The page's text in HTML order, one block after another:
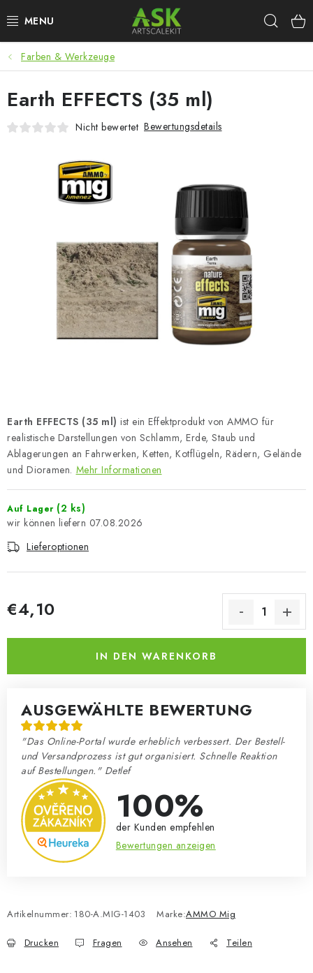
Inhalt
BLOG
SUMMER DAYS
WARHAMMER
ASK PRODUKTE
NEUHEITEN
PLASTIKMODELLE
ZUBEHÖR
FARBEN & WERKZEUGE
VOUCHERS
VERKAUFTE MARKEN
Versand und Bezahlung
Bedingungen und Konditionen
Datenschutzbestimmungen
Farben & Werkzeuge
Earth EFFECTS (35 ml) ist ein Effektprodukt von AMMO für
realistische Darstellungen von Schlamm, Erde, Staub und
Ablagerungen an Fahrwerken, Ketten, Kotflügeln, Rädern, Gelände
und Dioramen. Mehr Informationen
Auf Lager (2 ks)
07.08.2026
Lieferoptionen
€4,10
IN DEN WARENKORB
AUSGEWÄHLTE BEWERTUNG
"Das Online-Portal wurde erheblich verbessert. Der Bestell-
und Versandprozess ist gut organisiert. Schnelle Reaktion
auf Bestellungen." Detlef
100%
der Kunden empfehlen
Bewertungen anzeigen
Artikelnummer: 180-A.MIG-1403 Marke:AMMO Mig
Drucken Fragen Ansehen Teilen
Earth EFFECTS (35 ml)
Nicht bewertet Bewertungsdetails